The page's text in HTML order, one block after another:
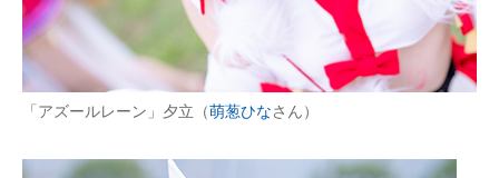
「アズールレーン」夕立（萌葱ひなさん）